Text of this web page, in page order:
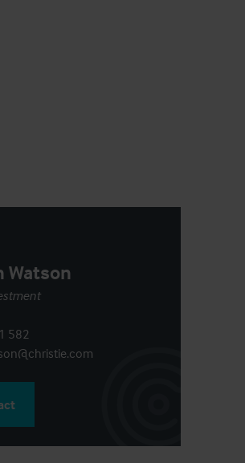
Watson
582